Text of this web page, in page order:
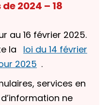
2024 – 18
au 16 février 2025.
la
loi du 14 février
2025 .
services en
ne